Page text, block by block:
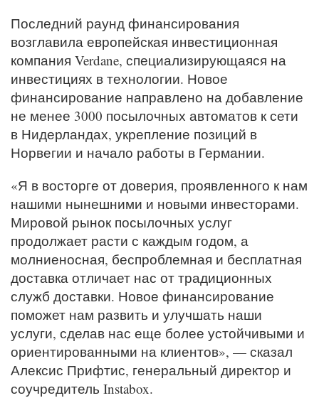
Последний раунд финансирования
возглавила европейская инвестиционная
компания Verdane, специализирующаяся на
инвестициях в технологии. Новое
финансирование направлено на добавление
не менее 3000 посылочных автоматов к сети
в Нидерландах, укрепление позиций в
Норвегии и начало работы в Германии.
«Я в восторге от доверия, проявленного к нам
нашими нынешними и новыми инвесторами.
Мировой рынок посылочных услуг
продолжает расти с каждым годом, а
молниеносная, беспроблемная и бесплатная
доставка отличает нас от традиционных
служб доставки. Новое финансирование
поможет нам развить и улучшать наши
услуги, сделав нас еще более устойчивыми и
ориентированными на клиентов», — сказал
Алексис Прифтис, генеральный директор и
соучредитель Instabox.